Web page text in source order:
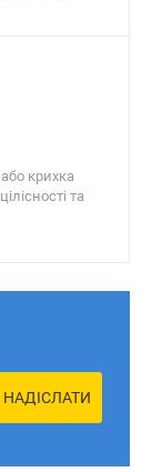
крихка
та
НАДІСЛАТИ